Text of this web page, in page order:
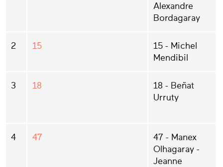
Alexandre
Bordagaray
2 15
15 - Michel
Mendibil
3 18
18 - Beñat
Urruty
4 47
47 - Manex
Olhagaray -
Jeanne